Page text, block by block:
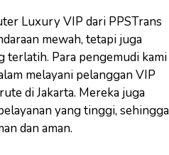
Luxury VIP dari PPSTrans
mewah, tetapi juga
terlatih. Para pengemudi kami
melayani pelanggan VIP
di Jakarta. Mereka juga
yang tinggi, sehingga
dan aman.